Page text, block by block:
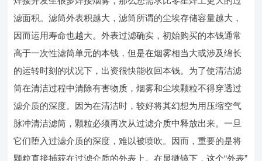
滤面积。滤筒外表积越大，滤筒所谓的尘埃存储容量越大，
因而运用寿命也越大。外表过滤确实，初始购买的本钱通常
高于一次性滤筒单元的本钱，但是在烟雾相当大或涉及绵长
的运转时刻的状况下，出资很快能收回本钱。为了使清洁滤
筒在清洁过程中清除有害物质，烟雾和尘埃颗粒不得穿透过
滤介质的深度。因为在清洁时，较好将其幻想为用压缩空气
脉冲清洁滤筒，颗粒必须再次从过滤介质中释放出来。一旦
它们堕入过滤介质的深度，难以被喷吹。因而，重要的是将
颗粒直接捕获在过滤介质的外表上。在显微镜下，这个“外表”